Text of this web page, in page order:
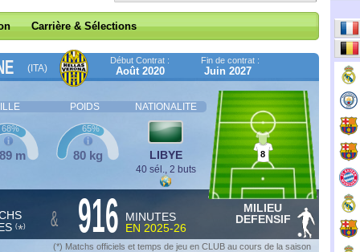
Carrière & Sélections
(ITA)
Début Contrat :
Août 2020
Fin de contrat :
Juin 2027
POIDS NATIONALITE
m
68%
80 kg
65%
LIBYE
40 sél., 2 buts
8
(*) & 916
MINUTES
EN 2025-26
MILIEU
DEFENSIF
(*) Matchs officiels et temps de jeu en CLUB au cours de la saison